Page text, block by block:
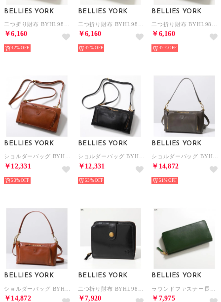
BELLIES YORK
￥6,160
42%
BELLIES YORK
￥6,160
42%
BELLIES YORK
￥6,160
42%
BELLIES YORK
ショルダーバッグ BYHLB10179 レザー （BR/ブラウン）
￥12,331
53%
BELLIES YORK
ショルダーバッグ BYHLB10179 レザー （BK/ブラック）
￥12,331
53%
BELLIES YORK
ショルダーバッグ BYHLB10901 レザー （TP/グレージュ）
￥14,872
51%
BELLIES YORK
￥14,872
BELLIES YORK
￥7,920
BELLIES YORK
￥7,975